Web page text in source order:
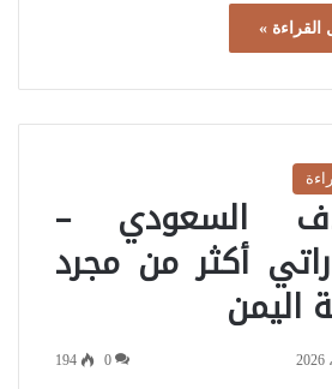
القراءة »
السعودي –
أكثر من مجرد
اليمن
0
194